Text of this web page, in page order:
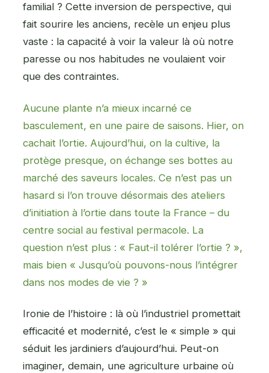
familial ? Cette inversion de perspective, qui
fait sourire les anciens, recèle un enjeu plus
vaste : la capacité à voir la valeur là où notre
paresse ou nos habitudes ne voulaient voir
que des contraintes.
Aucune plante n’a mieux incarné ce
basculement, en une paire de saisons. Hier, on
cachait l’ortie. Aujourd’hui, on la cultive, la
protège presque, on échange ses bottes au
marché des saveurs locales. Ce n’est pas un
hasard si l’on trouve désormais des ateliers
d’initiation à l’ortie dans toute la France – du
centre social au festival permacole. La
question n’est plus : « Faut-il tolérer l’ortie ? »,
mais bien « Jusqu’où pouvons-nous l’intégrer
dans nos modes de vie ? »
Ironie de l’histoire : là où l’industriel promettait
efficacité et modernité, c’est le « simple » qui
séduit les jardiniers d’aujourd’hui. Peut-on
imaginer, demain, une agriculture urbaine où